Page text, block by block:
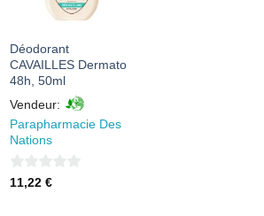
Déodorant
CAVAILLES Dermato
48h, 50ml
Vendeur:
Parapharmacie Des
Nations
0
11,22 €